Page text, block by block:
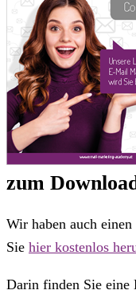
zum
Wir haben auch
Sie hier kostenlos
Darin finden Sie eine